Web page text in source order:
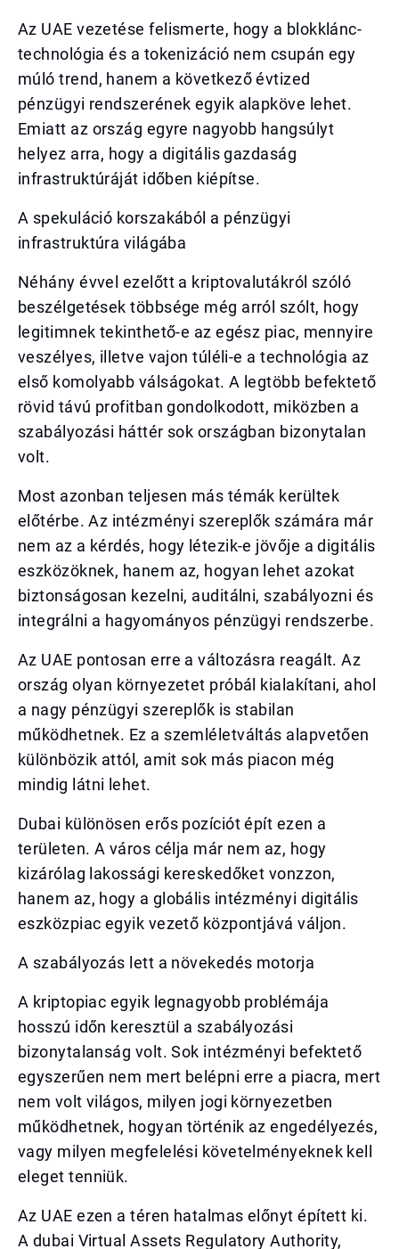
Az UAE vezetése felismerte, hogy a blokklánc-
technológia és a tokenizáció nem csupán egy
múló trend, hanem a következő évtized
pénzügyi rendszerének egyik alapköve lehet.
Emiatt az ország egyre nagyobb hangsúlyt
helyez arra, hogy a digitális gazdaság
infrastruktúráját időben kiépítse.
A spekuláció korszakából a pénzügyi
infrastruktúra világába
Néhány évvel ezelőtt a kriptovalutákról szóló
beszélgetések többsége még arról szólt, hogy
legitimnek tekinthető-e az egész piac, mennyire
veszélyes, illetve vajon túléli-e a technológia az
első komolyabb válságokat. A legtöbb befektető
rövid távú profitban gondolkodott, miközben a
szabályozási háttér sok országban bizonytalan
volt.
Most azonban teljesen más témák kerültek
előtérbe. Az intézményi szereplők számára már
nem az a kérdés, hogy létezik-e jövője a digitális
eszközöknek, hanem az, hogyan lehet azokat
biztonságosan kezelni, auditálni, szabályozni és
integrálni a hagyományos pénzügyi rendszerbe.
Az UAE pontosan erre a változásra reagált. Az
ország olyan környezetet próbál kialakítani, ahol
a nagy pénzügyi szereplők is stabilan
működhetnek. Ez a szemléletváltás alapvetően
különbözik attól, amit sok más piacon még
mindig látni lehet.
Dubai különösen erős pozíciót épít ezen a
területen. A város célja már nem az, hogy
kizárólag lakossági kereskedőket vonzzon,
hanem az, hogy a globális intézményi digitális
eszközpiac egyik vezető központjává váljon.
A szabályozás lett a növekedés motorja
A kriptopiac egyik legnagyobb problémája
hosszú időn keresztül a szabályozási
bizonytalanság volt. Sok intézményi befektető
egyszerűen nem mert belépni erre a piacra, mert
nem volt világos, milyen jogi környezetben
működhetnek, hogyan történik az engedélyezés,
vagy milyen megfelelési követelményeknek kell
eleget tenniük.
Az UAE ezen a téren hatalmas előnyt épített ki.
A dubai Virtual Assets Regulatory Authority,